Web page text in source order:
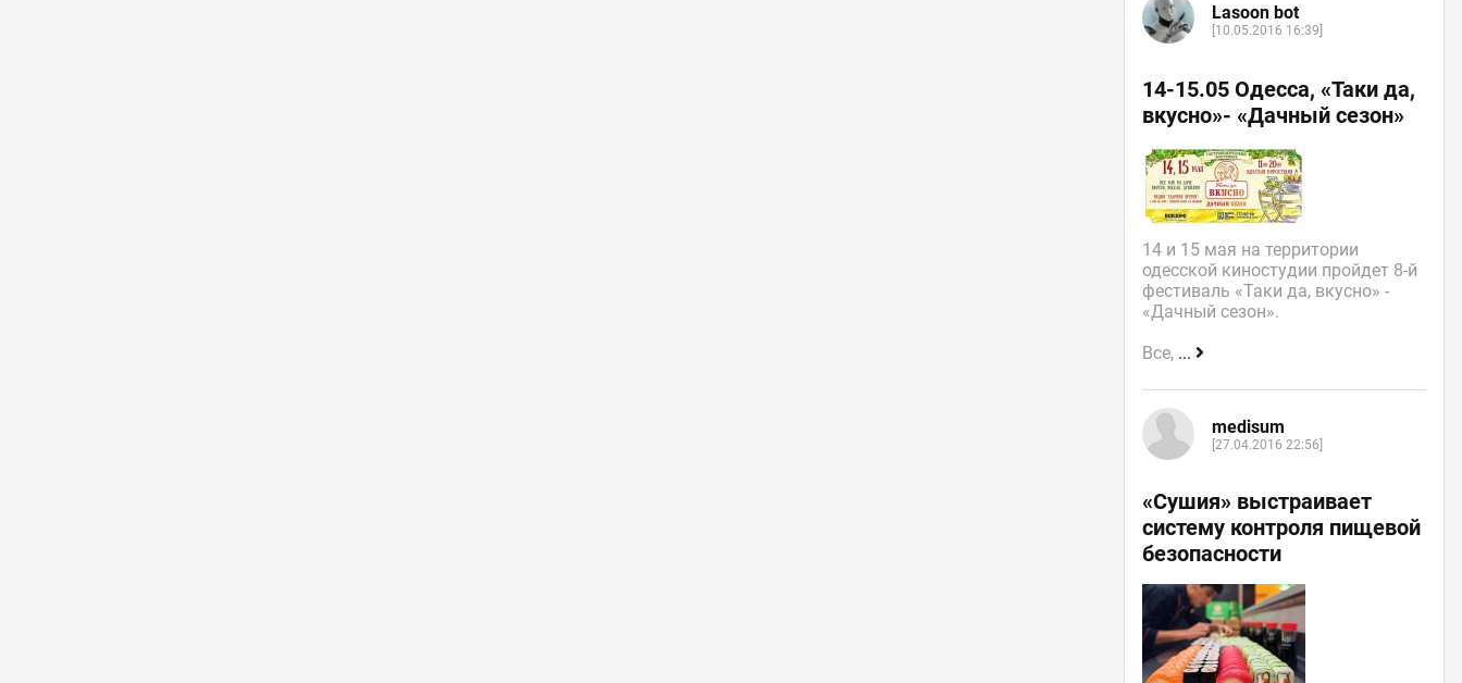
Lasoon bot
[10.05.2016 16:39]
14-15.05 Одесса, «Таки да,
вкусно»- «Дачный сезон»
14 и 15 мая на территории
одесской киностудии пройдет 8-й
фестиваль «Таки да, вкусно» -
«Дачный сезон».
Все, ...
medisum
[27.04.2016 22:56]
«Сушия» выстраивает
систему контроля пищевой
безопасности